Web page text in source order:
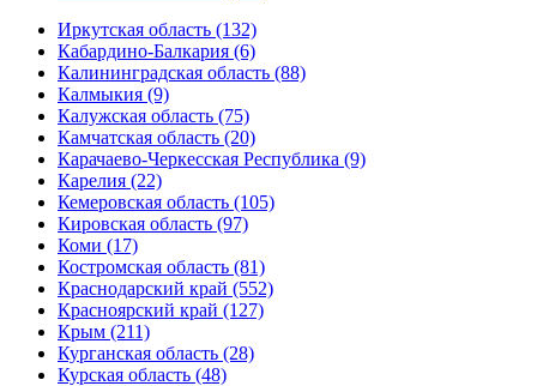
Иркутская область (132)
Кабардино-Балкария (6)
Калининградская область (88)
Калмыкия (9)
Калужская область (75)
Камчатская область (20)
Карачаево-Черкесская Республика (9)
Карелия (22)
Кемеровская область (105)
Кировская область (97)
Коми (17)
Костромская область (81)
Краснодарский край (552)
Красноярский край (127)
Крым (211)
Курганская область (28)
Курская область (48)